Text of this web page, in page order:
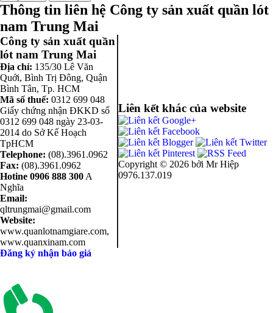
Thông tin liên hệ Công ty sản xuất quần lót
nam Trung Mai
Công ty sản xuất quần
lót nam Trung Mai
Địa chỉ: 135/30 Lê Văn
Quới, Bình Trị Đông, Quận
Bình Tân, Tp. HCM
Mã số thuế: 0312 699 048
Giấy chứng nhận ĐKKD số
0312 699 048 ngày 23-03-
2014 do Sở Kế Hoạch
TpHCM
Telephone: (08).3961.0962
Fax: (08).3961.0962
Hotine 0906 888 300 A
Nghĩa
Email:
qltrungmai@gmail.com
Website:
www.quanlotnamgiare.com,
www.quanxinam.com
Liên kết khác của website
Copyright © 2026 bởi Mr Hiệp
0976.137.019
Đăng ký nhận báo giá